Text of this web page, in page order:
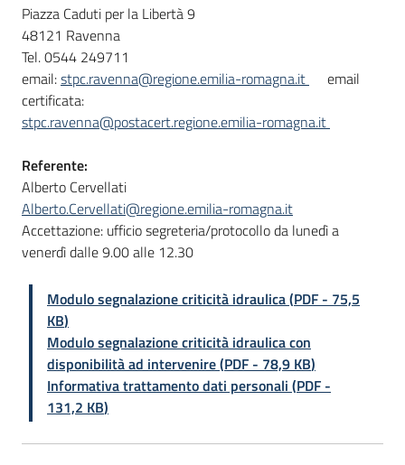
Piazza Caduti per la Libertà 9
48121 Ravenna
Tel. 0544 249711
email:stpc.ravenna@regione.emilia-romagna.it
email
certificata:
stpc.ravenna@postacert.regione.emilia-romagna.it
Referente:
Alberto Cervellati
Alberto.Cervellati@regione.emilia-romagna.it
Accettazione: ufficio segreteria/protocollo da lunedì a
venerdì dalle 9.00 alle 12.30
Modulo segnalazione criticità idraulica(PDF - 75,5
KB)
Modulo segnalazione criticità idraulica con
disponibilità ad intervenire(PDF - 78,9 KB)
Informativa trattamento dati personali (PDF -
131,2 KB)